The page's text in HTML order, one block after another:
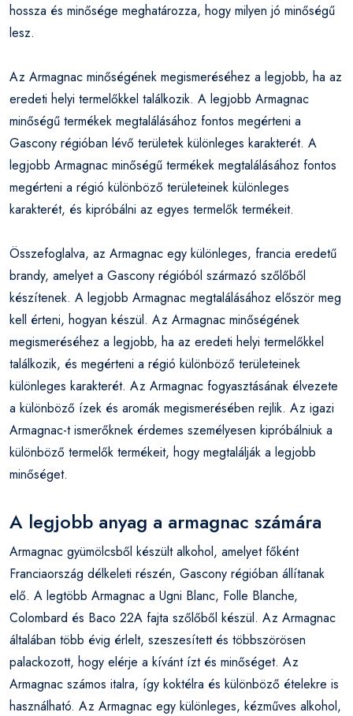
hossza és minősége meghatározza, hogy milyen jó minőségű
lesz.
Az Armagnac minőségének megismeréséhez a legjobb, ha az
eredeti helyi termelőkkel találkozik. A legjobb Armagnac
minőségű termékek megtalálásához fontos megérteni a
Gascony régióban lévő területek különleges karakterét. A
legjobb Armagnac minőségű termékek megtalálásához fontos
megérteni a régió különböző területeinek különleges
karakterét, és kipróbálni az egyes termelők termékeit.
Összefoglalva, az Armagnac egy különleges, francia eredetű
brandy, amelyet a Gascony régióból származó szőlőből
készítenek. A legjobb Armagnac megtalálásához először meg
kell érteni, hogyan készül. Az Armagnac minőségének
megismeréséhez a legjobb, ha az eredeti helyi termelőkkel
találkozik, és megérteni a régió különböző területeinek
különleges karakterét. Az Armagnac fogyasztásának élvezete
a különböző ízek és aromák megismerésében rejlik. Az igazi
Armagnac-t ismerőknek érdemes személyesen kipróbálniuk a
különböző termelők termékeit, hogy megtalálják a legjobb
minőséget.
A legjobb anyag a armagnac számára
Armagnac gyümölcsből készült alkohol, amelyet főként
Franciaország délkeleti részén, Gascony régióban állítanak
elő. A legtöbb Armagnac a Ugni Blanc, Folle Blanche,
Colombard és Baco 22A fajta szőlőből készül. Az Armagnac
általában több évig érlelt, szeszesített és többszörösen
palackozott, hogy elérje a kívánt ízt és minőséget. Az
Armagnac számos italra, így koktélra és különböző ételekre is
használható. Az Armagnac egy különleges, kézműves alkohol,